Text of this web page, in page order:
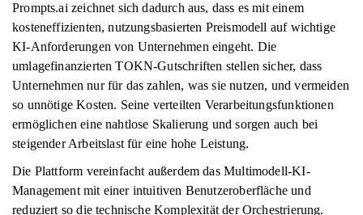
Prompts.ai zeichnet sich dadurch aus, dass es mit einem
kosteneffizienten, nutzungsbasierten Preismodell auf wichtige
KI-Anforderungen von Unternehmen eingeht. Die
umlagefinanzierten TOKN-Gutschriften stellen sicher, dass
Unternehmen nur für das zahlen, was sie nutzen, und vermeiden
so unnötige Kosten. Seine verteilten Verarbeitungsfunktionen
ermöglichen eine nahtlose Skalierung und sorgen auch bei
steigender Arbeitslast für eine hohe Leistung.
Die Plattform vereinfacht außerdem das Multimodell-KI-
Management mit einer intuitiven Benutzeroberfläche und
reduziert so die technische Komplexität der Orchestrierung.